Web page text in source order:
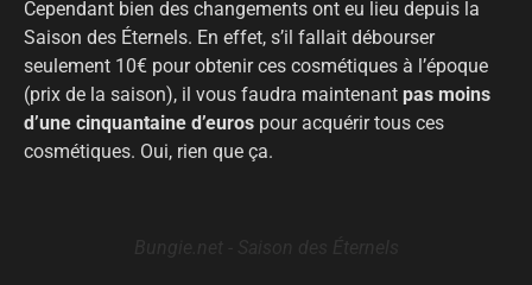
Cependant bien des changements ont eu lieu depuis la
Saison des Éternels. En effet, s’il fallait débourser
seulement 10€ pour obtenir ces cosmétiques à l’époque
(prix de la saison), il vous faudra maintenant pas moins
d’une cinquantaine d’euros pour acquérir tous ces
cosmétiques. Oui, rien que ça.